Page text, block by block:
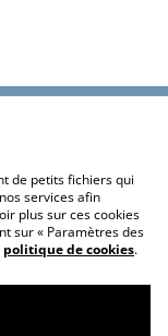
de cookies
de petits fichiers qui
services afin
plus sur ces cookies
sur « Paramètres des
politique de cookies.